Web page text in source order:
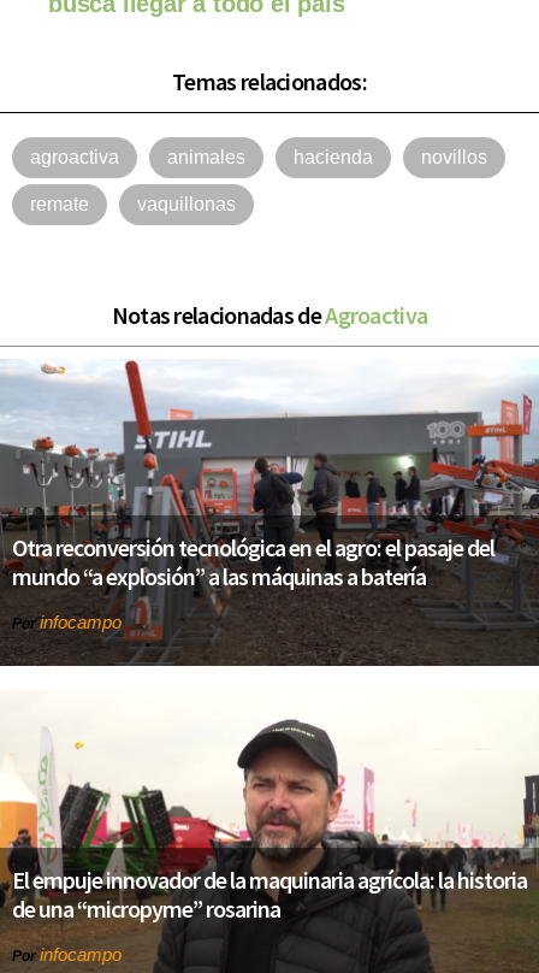
Temas relacionados:
agroactiva animales hacienda novillos
remate vaquillonas
Notas relacionadas deAgroactiva
Otra reconversión tecnológica en el agro: el pasaje del
mundo “a explosión” a las máquinas a batería
Porinfocampo
El empuje innovador de la maquinaria agrícola: la historia
de una “micropyme” rosarina
Por infocampo